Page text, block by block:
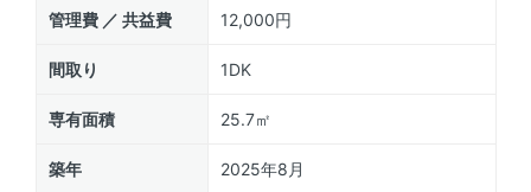
管理費 ／ 共益費 12,000円
間取り 1DK
専有面積 25.7㎡
築年 2025年8月